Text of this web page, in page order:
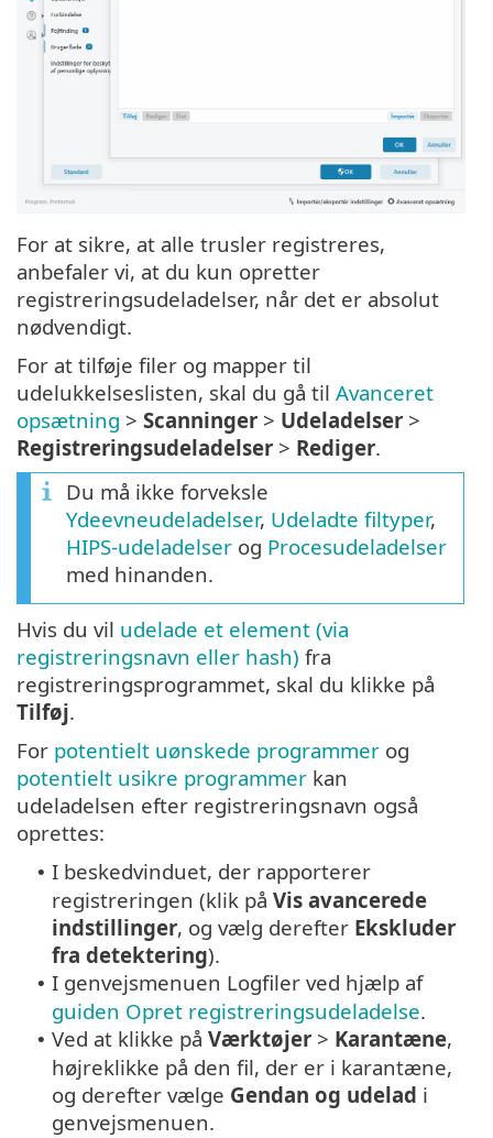
For at sikre, at alle trusler registreres,
anbefaler vi, at du kun opretter
registreringsudeladelser, når det er absolut
nødvendigt.
For at tilføje filer og mapper til
udelukkelseslisten, skal du gå til Avanceret
opsætning > Scanninger > Udeladelser >
Registreringsudeladelser > Rediger.
Du må ikke forveksle
Ydeevneudeladelser, Udeladte filtyper,
HIPS-udeladelser og Procesudeladelser
med hinanden.
Hvis du vil udelade et element (via
registreringsnavn eller hash) fra
registreringsprogrammet, skal du klikke på
Tilføj.
For potentielt uønskede programmer og
potentielt usikre programmer kan
udeladelsen efter registreringsnavn også
oprettes:
• I beskedvinduet, der rapporterer
registreringen (klik på Vis avancerede
indstillinger, og vælg derefter Ekskluder
fra detektering).
• I genvejsmenuen Logfiler ved hjælp af
guiden Opret registreringsudeladelse.
• Ved at klikke på Værktøjer > Karantæne,
højreklikke på den fil, der er i karantæne,
og derefter vælge Gendan og udelad i
genvejsmenuen.